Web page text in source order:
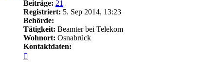
Beiträge: 21
Registriert: 5. Sep 2014, 13:23
Behörde:
Tätigkeit: Beamter bei Telekom
Wohnort: Osnabrück
Kontaktdaten: